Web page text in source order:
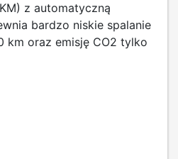
z automatyczną
bardzo niskie spalanie
km oraz emisję CO2 tylko